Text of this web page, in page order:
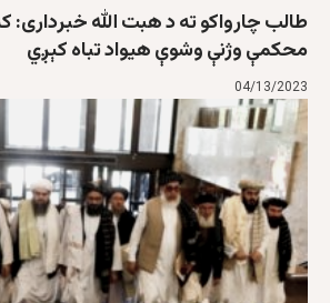
طالب چارواکو ته د هبت الله خبرداری:
محکمې وژنې وشوې هیواد تباه کېږي
04/13/2023